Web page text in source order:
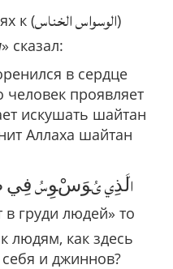
к (الوسواس الخناس)
» сказал:
в сердце
проявляет
искушать шайтан
Аллаха шайтан
اﻟﱠﺬِي یُﻮَﺱْﻮِسُ ﻓِﻲ
груди людей» то
людям, как здесь
и джиннов?